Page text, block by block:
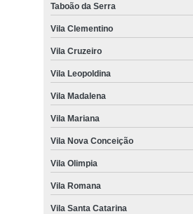
onde comprar cadeira escritório giratória
onde vende cadeira de escritório simples
Taboão da Serra
Vila Clementino
Vila Cruzeiro
Vila Leopoldina
Vila Madalena
Vila Mariana
Vila Nova Conceição
Vila Olimpia
Vila Romana
Vila Santa Catarina